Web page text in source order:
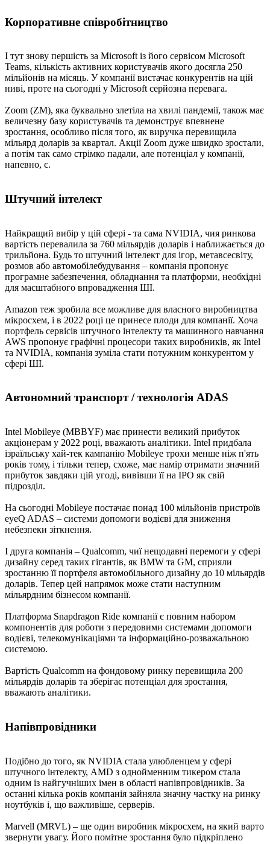
Корпоративне співробітництво
І тут знову першість за Microsoft із його сервісом Microsoft
Teams, кількість активних користувачів якого досягла 250
мільйонів на місяць. У компанії вистачає конкурентів на цій
ниві, проте на сьогодні у Microsoft серйозна перевага.
Zoom (ZM), яка буквально злетіла на хвилі пандемії, також має
величезну базу користувачів та демонструє впевнене
зростання, особливо після того, як виручка перевищила
мільярд доларів за квартал. Акції Zoom дуже швидко зростали,
а потім так само стрімко падали, але потенціал у компанії,
напевно, є.
Штучний інтелект
Найкращий вибір у цій сфері - та сама NVIDIA, чия ринкова
вартість перевалила за 760 мільярдів доларів і наближається до
трильйона. Будь то штучний інтелект для ігор, метавсесвіту,
розмов або автомобілебудування – компанія пропонує
програмне забезпечення, обладнання та платформи, необхідні
для масштабного впровадження ШІ.
Amazon теж зробила все можливе для власного виробництва
мікросхем, і в 2022 році це принесе плоди для компанії. Хоча
портфель сервісів штучного інтелекту та машинного навчання
AWS пропонує графічні процесори таких виробників, як Intel
та NVIDIA, компанія зуміла стати потужним конкурентом у
сфері ШІ.
Автономний транспорт / технологія ADAS
Intel Mobileye (MBBYF) має принести великий прибуток
акціонерам у 2022 році, вважають аналітики. Intel придбала
ізраїльську хай-тек кампанію Mobileye трохи менше ніж п'ять
років тому, і тільки тепер, схоже, має намір отримати значний
прибуток завдяки цій угоді, вивівши її на IPO як свій
підрозділ.
На сьогодні Mobileye постачає понад 100 мільйонів пристроїв
eyeQ ADAS – системи допомоги водієві для зниження
небезпеки зіткнення.
І друга компанія – Qualcomm, чиї нещодавні перемоги у сфері
дизайну серед таких гігантів, як BMW та GM, сприяли
зростанню її портфеля автомобільного дизайну до 10 мільярдів
доларів. Тепер цей напрямок може стати наступним
мільярдним бізнесом компанії.
Платформа Snapdragon Ride компанії є повним набором
компонентів для роботи з передовими системами допомоги
водієві, телекомунікаціями та інформаційно-розважальною
системою.
Вартість Qualcomm на фондовому ринку перевищила 200
мільярдів доларів та зберігає потенціал для зростання,
вважають аналітики.
Напівпровідники
Подібно до того, як NVIDIA стала улюбленцем у сфері
штучного інтелекту, AMD з однойменним тикером стала
одним із найгучніших імен в області напівпровідників. За
останні кілька років компанія зайняла значну частку на ринку
ноутбуків і, що важливіше, серверів.
Marvell (MRVL) – ще один виробник мікросхем, на який варто
звернути увагу. Його помітне зростання було підкріплено